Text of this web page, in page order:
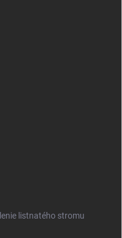
listnatého stromu